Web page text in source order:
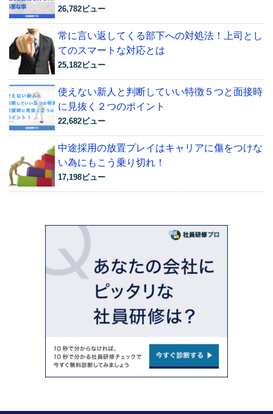
26,782ビュー
常に言い返してくる部下への対処法！上司とし
てのスマートな対応とは
25,182ビュー
使えない新人と判断していい特徴５つと面接時
に見抜く２つのポイント
22,682ビュー
中途採用の放置プレイはキャリアに傷をつけな
い為にもこう乗り切れ！
17,198ビュー